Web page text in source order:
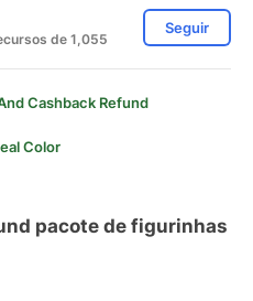
de 1,055
Seguir
Cashback Refund
Color
pacote de figurinhas